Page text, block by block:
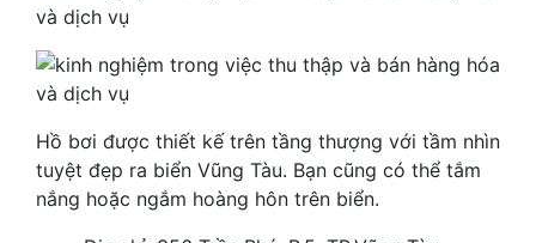
Hồ bơi được thiết kế trên tầng thượng với tầm nhìn
tuyệt đẹp ra biển Vũng Tàu. Bạn cũng có thể tắm
nắng hoặc ngắm hoàng hôn trên biển.